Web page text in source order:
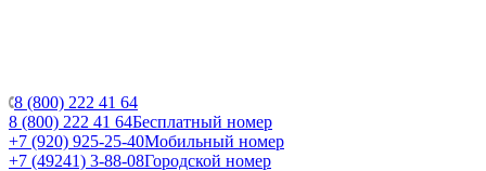
8 (800) 222 41 64
8 (800) 222 41 64Бесплатный номер
+7 (920) 925-25-40Мобильный номер
+7 (49241) 3-88-08Городской номер